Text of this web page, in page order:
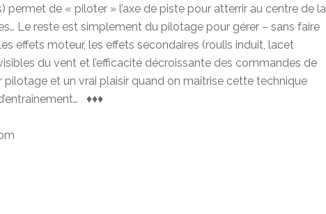
permet de « piloter » l’axe de piste pour atterrir au centre de la
Le reste est simplement du pilotage pour gérer – sans faire
effets moteur, les effets secondaires (roulis induit, lacet
du vent et l’efficacité décroissante des commandes de
pilotage et un vrai plaisir quand on maîtrise cette technique
♦♦♦